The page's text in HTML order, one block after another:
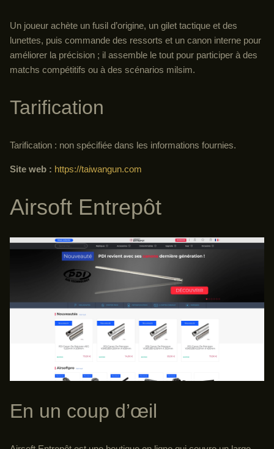
Un joueur achète un fusil d’origine, un gilet tactique et des
lunettes, puis commande des ressorts et un canon interne pour
améliorer la précision ; il assemble le tout pour participer à des
matchs compétitifs ou à des scénarios milsim.
Tarification
Tarification : non spécifiée dans les informations fournies.
Site web : https://taiwangun.com
Airsoft Entrepôt
En un coup d’œil